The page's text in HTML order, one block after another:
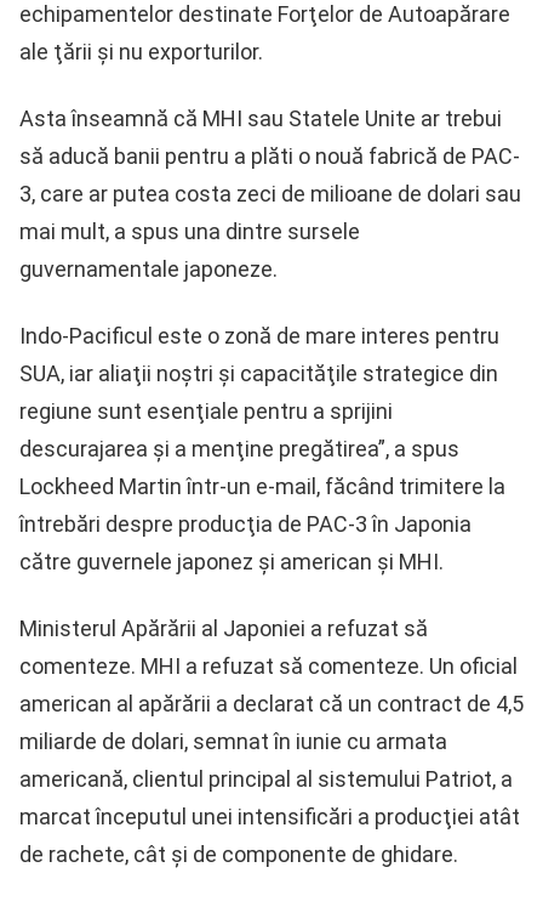
echipamentelor destinate Forţelor de Autoapărare
ale ţării şi nu exporturilor.
Asta înseamnă că MHI sau Statele Unite ar trebui
să aducă banii pentru a plăti o nouă fabrică de PAC-
3, care ar putea costa zeci de milioane de dolari sau
mai mult, a spus una dintre sursele
guvernamentale japoneze.
Indo-Pacificul este o zonă de mare interes pentru
SUA, iar aliaţii noştri şi capacităţile strategice din
regiune sunt esenţiale pentru a sprijini
descurajarea şi a menţine pregătirea”, a spus
Lockheed Martin într-un e-mail, făcând trimitere la
întrebări despre producţia de PAC-3 în Japonia
către guvernele japonez şi american şi MHI.
Ministerul Apărării al Japoniei a refuzat să
comenteze. MHI a refuzat să comenteze. Un oficial
american al apărării a declarat că un contract de 4,5
miliarde de dolari, semnat în iunie cu armata
americană, clientul principal al sistemului Patriot, a
marcat începutul unei intensificări a producţiei atât
de rachete, cât şi de componente de ghidare.